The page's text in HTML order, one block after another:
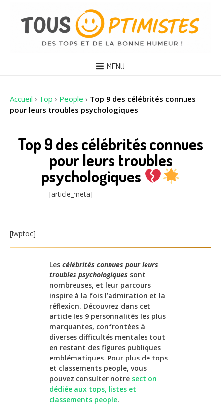
MENU
Accueil › Top › People › Top 9 des célébrités connues
pour leurs troubles psychologiques
Top 9 des célébrités connues
pour leurs troubles
psychologiques
[article_meta]
[lwptoc]
Les célébrités connues pour leurs
troubles psychologiques sont
nombreuses, et leur parcours
inspire à la fois l’admiration et la
réflexion. Découvrez dans cet
article les 9 personnalités les plus
marquantes, confrontées à
diverses difficultés mentales tout
en restant des figures publiques
emblématiques. Pour plus de tops
et classements people, vous
pouvez consulter notre section
dédiée aux tops, listes et
classements people.